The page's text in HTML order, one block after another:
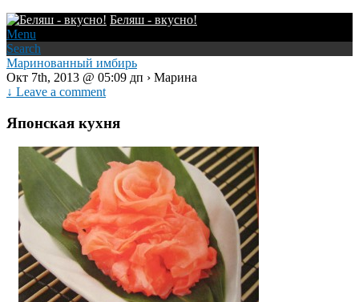
Беляш - вкусно!
Menu
Search
Маринованный имбирь
Окт 7th, 2013 @ 05:09 дп › Марина
↓ Leave a comment
Японская кухня